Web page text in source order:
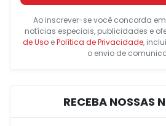
Ao inscrever-se você concorda
notícias especiais, publicidades e
de UsoePolítica de Privacidade,
o envio de
RECEBA NOSSAS